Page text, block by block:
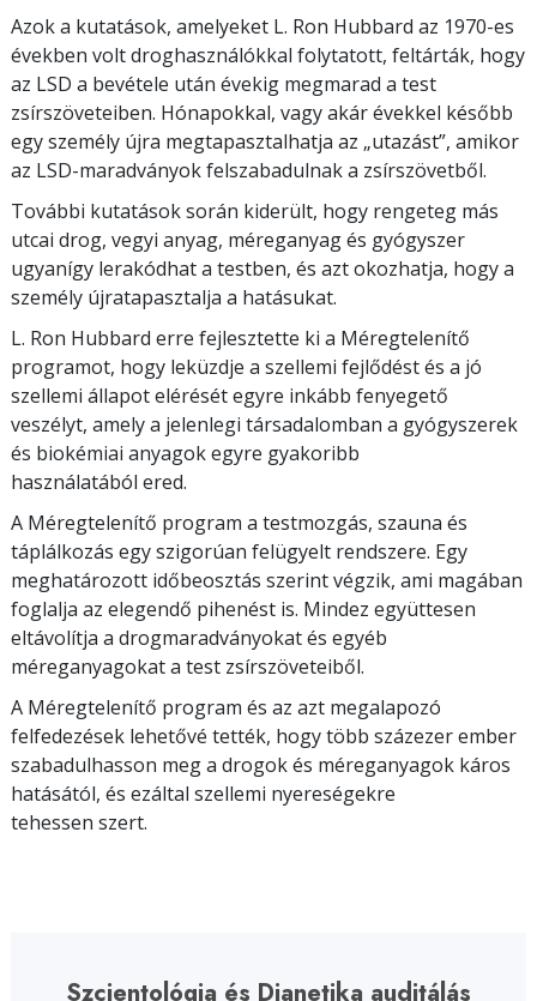
Azok a kutatások, amelyeket L. Ron Hubbard az 1970-es
években volt droghasználókkal folytatott, feltárták, hogy
az LSD a bevétele után évekig megmarad a test
zsírszöveteiben. Hónapokkal, vagy akár évekkel később
egy személy újra megtapasztalhatja az „utazást”, amikor
az LSD-maradványok felszabadulnak a zsírszövetből.
További kutatások során kiderült, hogy rengeteg más
utcai drog, vegyi anyag, méreganyag és gyógyszer
ugyanígy lerakódhat a testben, és azt okozhatja, hogy a
személy újratapasztalja a hatásukat.
L. Ron Hubbard erre fejlesztette ki a Méregtelenítő
programot, hogy leküzdje a szellemi fejlődést és a jó
szellemi állapot elérését egyre inkább fenyegető
veszélyt, amely a jelenlegi társadalomban a gyógyszerek
és biokémiai anyagok egyre gyakoribb
használatából ered.
A Méregtelenítő program a testmozgás, szauna és
táplálkozás egy szigorúan felügyelt rendszere. Egy
meghatározott időbeosztás szerint végzik, ami magában
foglalja az elegendő pihenést is. Mindez együttesen
eltávolítja a drogmaradványokat és egyéb
méreganyagokat a test zsírszöveteiből.
A Méregtelenítő program és az azt megalapozó
felfedezések lehetővé tették, hogy több százezer ember
szabadulhasson meg a drogok és méreganyagok káros
hatásától, és ezáltal szellemi nyereségekre
tehessen szert.
Szcientológia és Dianetika auditálás